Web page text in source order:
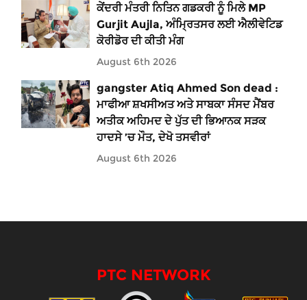
ਕੇਂਦਰੀ ਮੰਤਰੀ ਨਿਤਿਨ ਗਡਕਰੀ ਨੂੰ ਮਿਲੇ MP
Gurjit Aujla, ਅੰਮ੍ਰਿਤਸਰ ਲਈ ਐਲੀਵੇਟਿਡ
ਕੋਰੀਡੋਰ ਦੀ ਕੀਤੀ ਮੰਗ
August 6th 2026
gangster Atiq Ahmed Son dead :
ਮਾਫੀਆ ਸ਼ਖਸੀਅਤ ਅਤੇ ਸਾਬਕਾ ਸੰਸਦ ਮੈਂਬਰ
ਅਤੀਕ ਅਹਿਮਦ ਦੇ ਪੁੱਤ ਦੀ ਭਿਆਨਕ ਸੜਕ
ਹਾਦਸੇ ’ਚ ਮੌਤ, ਦੇਖੋ ਤਸਵੀਰਾਂ
August 6th 2026
PTC NETWORK